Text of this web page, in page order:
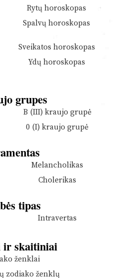
Rytų horoskopas
Spalvų horoskopas
Sveikatos horoskopas
Ydų horoskopas
grupes
B (III) kraujo grupė
0 (I) kraujo grupė
Melancholikas
Cholerikas
tipas
Intravertas
ir skaitiniai
ženklai
zodiako ženklų